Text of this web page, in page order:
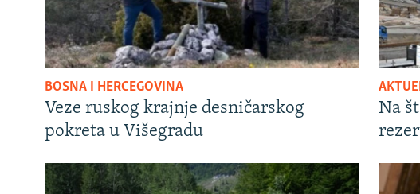
BOSNA I HERCEGOVINA
Veze ruskog krajnje desničarskog
pokreta u Višegradu
Na